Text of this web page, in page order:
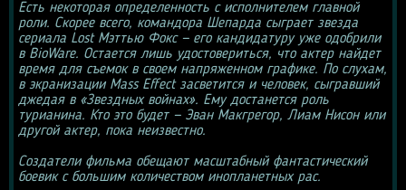
Есть некоторая определенность с исполнителем главной
роли. Скорее всего, командора Шепарда сыграет звезда
сериала Lost Мэттью Фокс — его кандидатуру уже одобрили
в BioWare. Остается лишь удостовериться, что актер найдет
время для съемок в своем напряженном графике. По слухам,
в экранизации Mass Effect засветится и человек, сыгравший
джедая в «Звездных войнах». Ему достанется роль
турианина. Кто это будет — Эван Макгрегор, Лиам Нисон или
другой актер, пока неизвестно.
Создатели фильма обещают масштабный фантастический
боевик с большим количеством инопланетных рас.